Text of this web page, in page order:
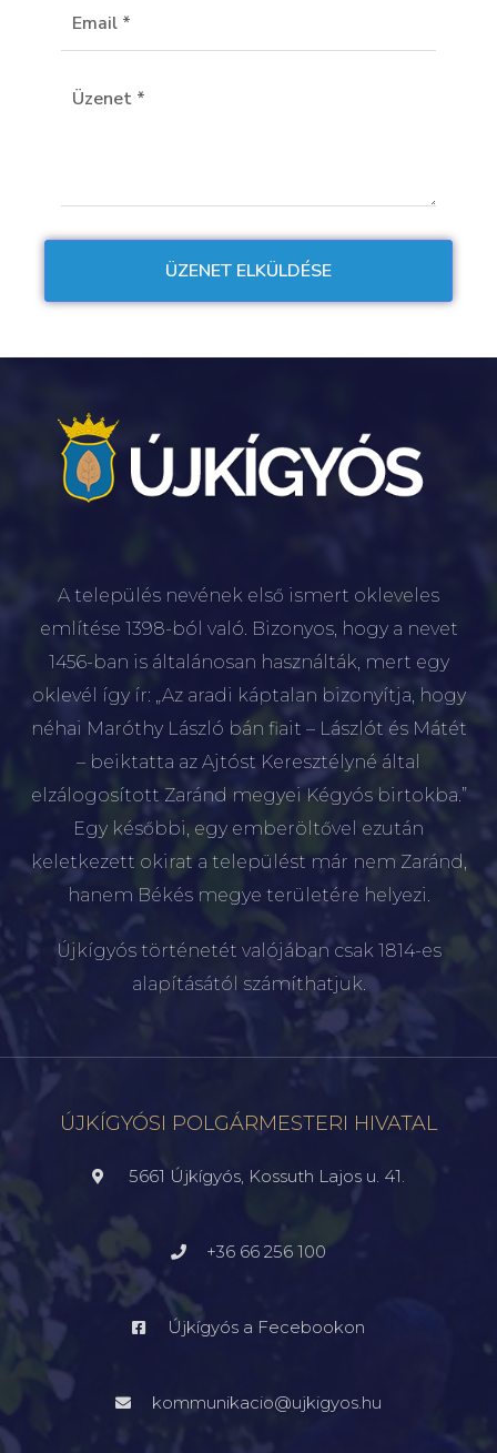
A település nevének első ismert okleveles
említése 1398-ból való. Bizonyos, hogy a nevet
1456-ban is általánosan használták, mert egy
oklevél így ír: „Az aradi káptalan bizonyítja, hogy
néhai Maróthy László bán fiait – Lászlót és Mátét
– beiktatta az Ajtóst Keresztélyné által
elzálogosított Zaránd megyei Kégyós birtokba.”
Egy későbbi, egy emberöltővel ezután
keletkezett okirat a települést már nem Zaránd,
hanem Békés megye területére helyezi.
Újkígyós történetét valójában csak 1814-es
alapításától számíthatjuk.
ÚJKÍGYÓSI POLGÁRMESTERI HIVATAL
5661 Újkígyós, Kossuth Lajos u. 41.
+36 66 256 100
Újkígyós a Fecebookon
kommunikacio@ujkigyos.hu